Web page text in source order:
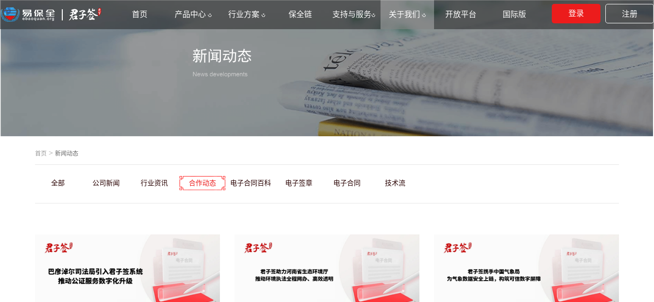
首页 产品中心 行业方案 保全链 支持与服务 关于我们 开放平台 国际版 登录 注册
首页 > 新闻动态
全部 公司新闻 行业资讯 合作动态 电子合同百科 电子签章 电子合同 技术流